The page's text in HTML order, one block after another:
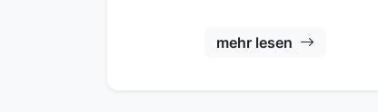
mehr lesen